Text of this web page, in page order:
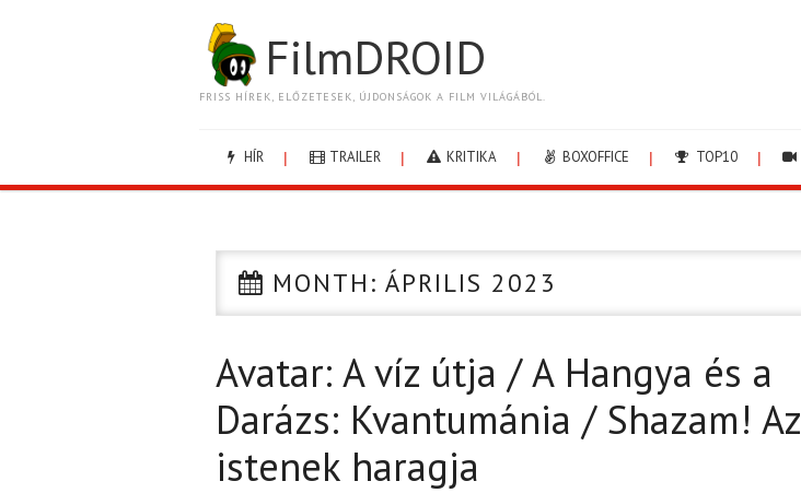
FilmDROID
FRISS HÍREK, ELŐZETESEK, ÚJDONSÁGOK A FILM VILÁGÁBÓL.
HÍR TRAILER KRITIKA BOXOFFICE TOP10
MONTH: ÁPRILIS 2023
Avatar: A víz útja / A Hangya és a
Darázs: Kvantumánia / Shazam! Az
istenek haragja